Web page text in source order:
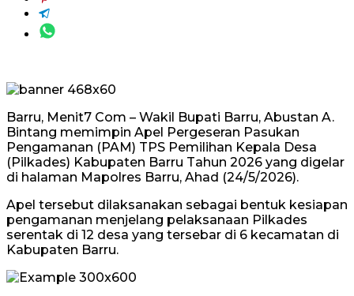
Barru, Menit7 Com – Wakil Bupati Barru, Abustan A.
Bintang memimpin Apel Pergeseran Pasukan
Pengamanan (PAM) TPS Pemilihan Kepala Desa
(Pilkades) Kabupaten Barru Tahun 2026 yang digelar
di halaman Mapolres Barru, Ahad (24/5/2026).
Apel tersebut dilaksanakan sebagai bentuk kesiapan
pengamanan menjelang pelaksanaan Pilkades
serentak di 12 desa yang tersebar di 6 kecamatan di
Kabupaten Barru.